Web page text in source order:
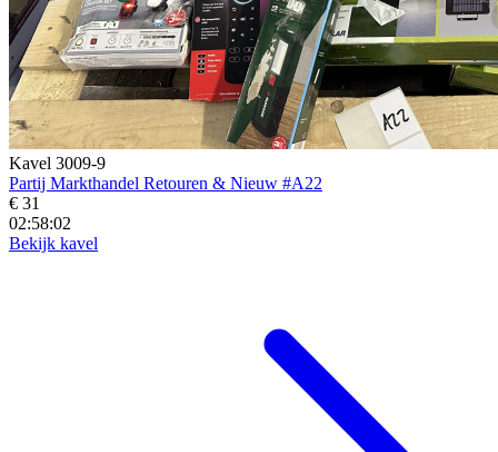
Kavel 3009-9
Partij Markthandel Retouren & Nieuw #A22
€ 31
02:58:01
Bekijk kavel